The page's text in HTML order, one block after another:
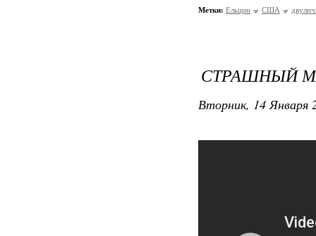
Метки: Ельцин США
СТРАШНЫЙ
Вторник, 14 Января